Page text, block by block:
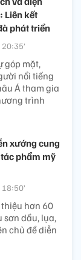
Liên kết
phát triển
góp mặt,
nổi tiếng
Á tham gia
trình
xướng cung
phẩm mỹ
hơn 60
sơn dầu, lụa,
chủ đề diễn